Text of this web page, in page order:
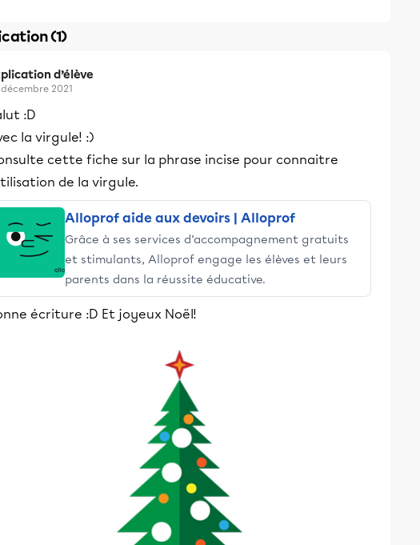
(1)
d’élève
décembre 2021
:D
la virgule! :)
cette fiche sur la phrase incise pour connaitre
de la virgule.
Alloprof aide aux devoirs | Alloprof
Grâce à ses services d’accompagnement gratuits
et stimulants, Alloprof engage les élèves et leurs
parents dans la réussite éducative.
écriture :D Et joyeux Noël!